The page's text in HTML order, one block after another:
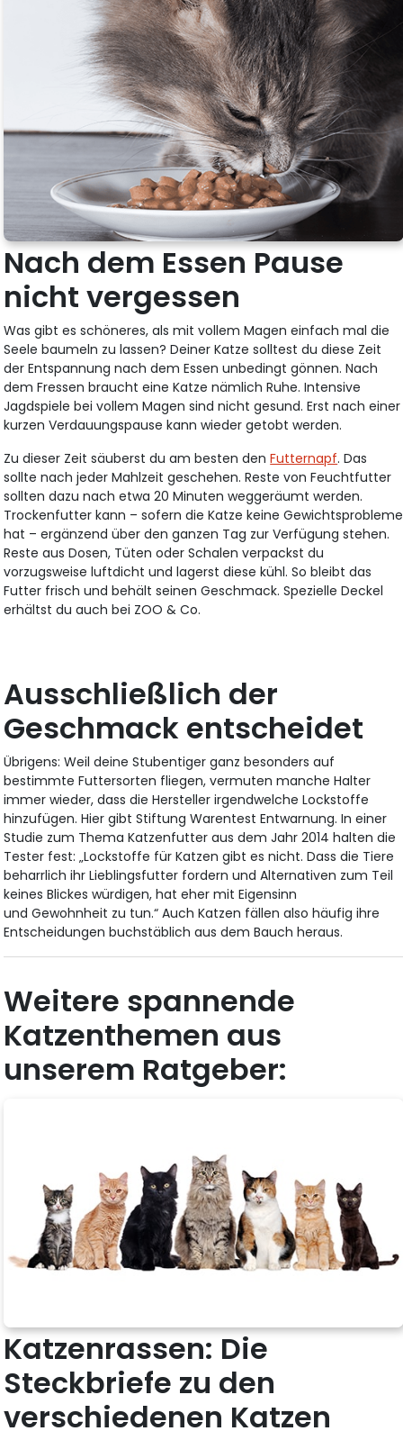
Nach dem Essen Pause
nicht vergessen
Was gibt es schöneres, als mit vollem Magen einfach mal die
Seele baumeln zu lassen? Deiner Katze solltest du diese Zeit
der Entspannung nach dem Essen unbedingt gönnen. Nach
dem Fressen braucht eine Katze nämlich Ruhe. Intensive
Jagdspiele bei vollem Magen sind nicht gesund. Erst nach einer
kurzen Verdauungspause kann wieder getobt werden.
Zu dieser Zeit säuberst du am besten denFutternapf. Das
sollte nach jeder Mahlzeit geschehen. Reste von Feuchtfutter
sollten dazu nach etwa 20 Minuten weggeräumt werden.
Trockenfutter kann – sofern die Katze keine Gewichtsprobleme
hat – ergänzend über den ganzen Tag zur Verfügung stehen.
Reste aus Dosen, Tüten oder Schalen verpackst du
vorzugsweise luftdicht und lagerst diese kühl. So bleibt das
Futter frisch und behält seinen Geschmack. Spezielle Deckel
erhältst du auch bei ZOO & Co.
Ausschließlich der
Geschmack entscheidet
Übrigens: Weil deine Stubentiger ganz besonders auf
bestimmte Futtersorten fliegen, vermuten manche Halter
immer wieder, dass die Hersteller irgendwelche Lockstoffe
hinzufügen. Hier gibt Stiftung Warentest Entwarnung. In einer
Studie zum Thema Katzenfutter aus dem Jahr 2014 halten die
Tester fest: „Lockstoffe für Katzen gibt es nicht. Dass die Tiere
beharrlich ihr Lieblingsfutter fordern und Alternativen zum Teil
keines Blickes würdigen, hat eher mit Eigensinn
und Gewohnheit zu tun.“ Auch Katzen fällen also häufig ihre
Entscheidungen buchstäblich aus dem Bauch heraus.
Weitere spannende
Katzenthemen aus
unserem Ratgeber:
Katzenrassen: Die
Steckbriefe zu den
verschiedenen Katzen